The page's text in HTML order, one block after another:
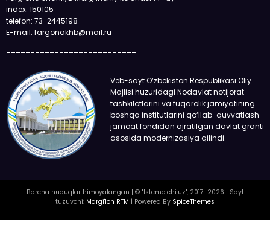
index: 150105
telefon: 73-2445198
E-mail: fargonakhb@mail.ru
Veb-sayt O‘zbekiston Respublikasi Oliy
Majlisi huzuridagi Nodavlat notijorat
tashkilotlarini va fuqarolik jamiyatining
boshqa institutlarini qo‘llab-quvvatlash
jamoat fondidan ajratilgan davlat granti
asosida modernizasiya qilindi.
Barcha huquqlar himoyalangan | © "Istemolchi.uz", 2017-2026 | Sayt
tuzuvchi: Margi'lon RTM | Powered By SpiceThemes